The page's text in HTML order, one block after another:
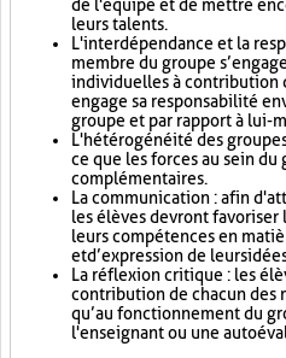
de l'équipe et de mettre en
leurs talents.
L'interdépendance et la
membre du groupe
individuelles à contribution
engage sa responsabilité
groupe et par rapport à lui-
L'hétérogénéité des
ce que les forces au sein
complémentaires.
La communication : afin
les élèves devront
leurs compétences en
et d’expression de leurs
La réflexion critique : les
contribution de chacun des
qu’au fonctionnement du
l'enseignant ou une